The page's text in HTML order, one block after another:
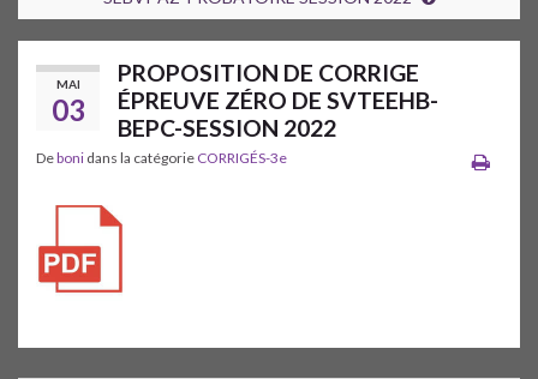
MAI
03
PROPOSITION DE CORRIGE
ÉPREUVE ZÉRO DE SVTEEHB-
BEPC-SESSION 2022
Deboni dans la catégorie CORRIGÉS-3e